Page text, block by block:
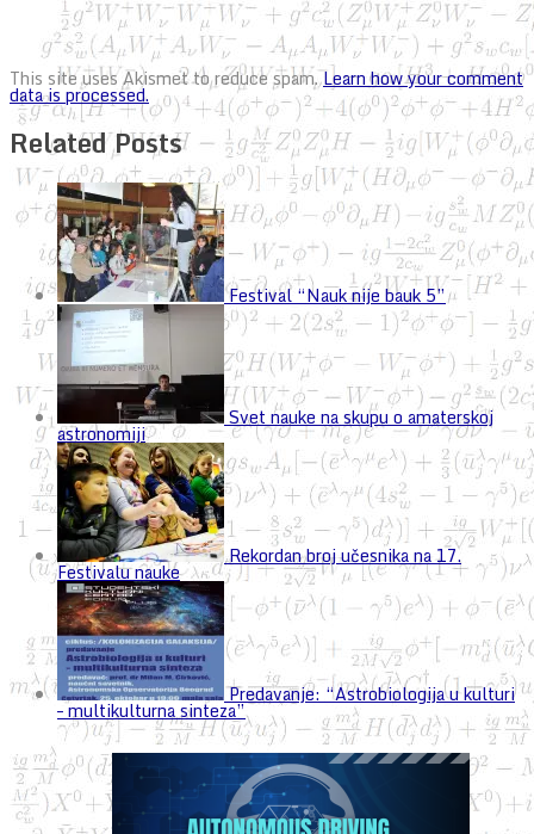
This site uses Akismet to reduce spam.Learn how your comment
data is processed.
Related Posts
Festival “Nauk nije bauk 5”
Svet nauke na skupu o amaterskoj
astronomiji
Rekordan broj učesnika na 17.
Festivalu nauke
Predavanje: “Astrobiologija u kulturi
– multikulturna sinteza”